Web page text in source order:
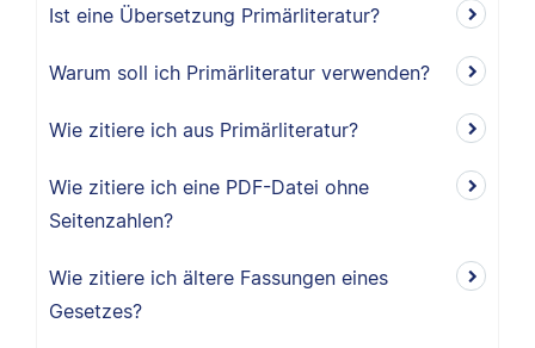
Ist eine Übersetzung Primärliteratur?
Warum soll ich Primärliteratur verwenden?
Wie zitiere ich aus Primärliteratur?
Wie zitiere ich eine PDF-Datei ohne
Seitenzahlen?
Wie zitiere ich ältere Fassungen eines
Gesetzes?